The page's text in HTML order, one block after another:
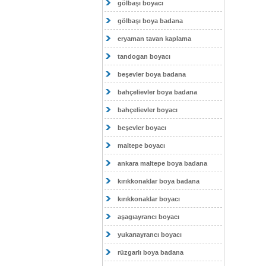
gölbaşı boyacı
gölbaşı boya badana
eryaman tavan kaplama
tandogan boyacı
beşevler boya badana
bahçelievler boya badana
bahçelievler boyacı
beşevler boyacı
maltepe boyacı
ankara maltepe boya badana
kırıkkonaklar boya badana
kırıkkonaklar boyacı
aşagıayrancı boyacı
yukarıayrancı boyacı
rüzgarlı boya badana